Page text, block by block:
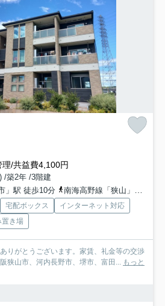
理/共益費4,100円
/築2年 /3階建
」駅 徒歩10分
南海高野線「狭山」駅 徒歩16分
宅配ボックス
インターネット対応
置き場
りがとうございます。家賃、礼金等の交渉
狭山市、河内長野市、堺市、富田... もっと